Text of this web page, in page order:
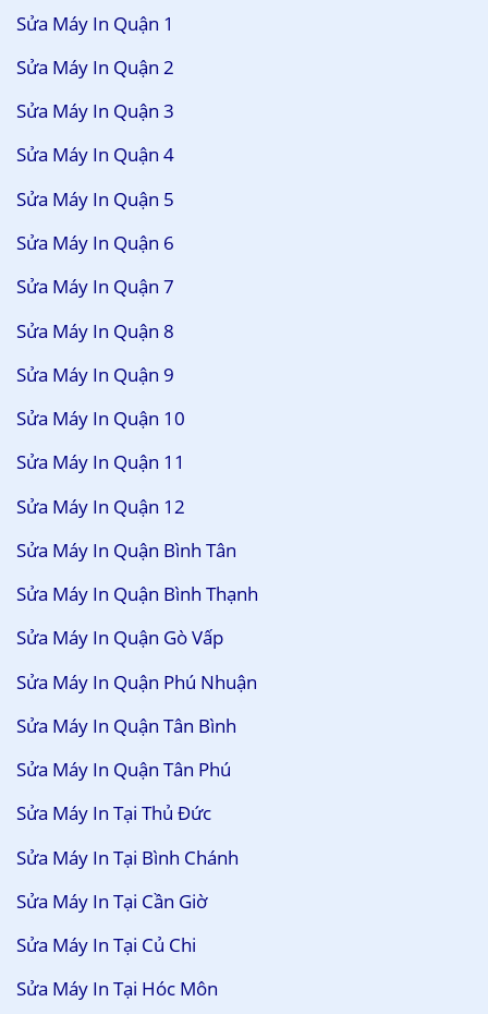
Sửa Máy In Quận 1
Sửa Máy In Quận 2
Sửa Máy In Quận 3
Sửa Máy In Quận 4
Sửa Máy In Quận 5
Sửa Máy In Quận 6
Sửa Máy In Quận 7
Sửa Máy In Quận 8
Sửa Máy In Quận 9
Sửa Máy In Quận 10
Sửa Máy In Quận 11
Sửa Máy In Quận 12
Sửa Máy In Quận Bình Tân
Sửa Máy In Quận Bình Thạnh
Sửa Máy In Quận Gò Vấp
Sửa Máy In Quận Phú Nhuận
Sửa Máy In Quận Tân Bình
Sửa Máy In Quận Tân Phú
Sửa Máy In Tại Thủ Đức
Sửa Máy In Tại Bình Chánh
Sửa Máy In Tại Cần Giờ
Sửa Máy In Tại Củ Chi
Sửa Máy In Tại Hóc Môn